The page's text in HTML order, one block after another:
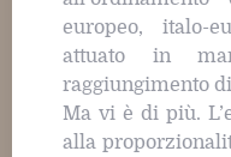
europeo, italo-
attuato in
raggiungimento
Ma vi è di più.
alla